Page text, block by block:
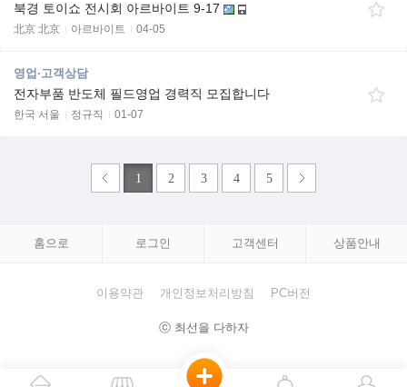
북경 토이쇼 전시회 아르바이트 9-17
北京 北京 아르바이트 04-05
영업·고객상담
전자부품 반도체 필드영업 경력직 모집합니다
한국 서울 정규직 01-07
1 2 3 4 5
홈으로 로그인 고객센터 상품안내
이용약관 개인정보처리방침 PC버전
ⓒ 최선을 다하자